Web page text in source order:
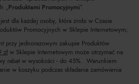
„Produktami Promocyjnymi”.
dla każdej osoby, która zrobi w Czasie
Promocyjnych w Sklepie Internetowym;
przy jednorazowym zakupie Produktów
zł w Sklepie Internetowym może otrzymać na
rabat w wysokości - do 45%. Warunkiem
w koszyku podczas składania zamówienia